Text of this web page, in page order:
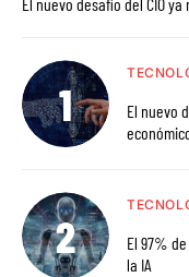
El nuevo desafío del CIO
El nuevo
El 97%
la IA